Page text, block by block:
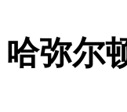
哈弥尔